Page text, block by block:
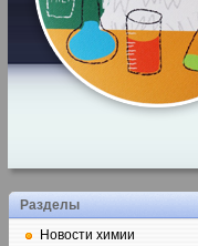
Разделы
Новости химии